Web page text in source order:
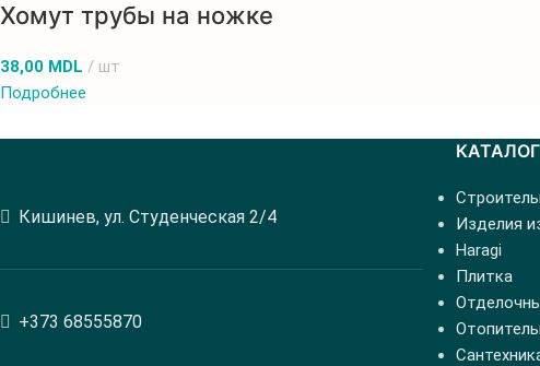
Хомут трубы на ножке
38,00 MDL
шт
Подробнее
Кишинев, ул. Студенческая 2/4
+373 68555870
КАТАЛОГ
Изделия
Haragi
Плитка